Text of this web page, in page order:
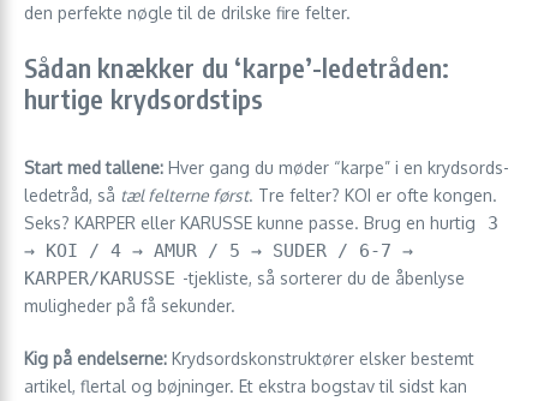
den perfekte nøgle til de drilske fire felter.
Sådan knækker du ‘karpe’-ledetråden:
hurtige krydsordstips
Start med tallene: Hver gang du møder “karpe” i en krydsords­
ledetråd, så tæl felterne først. Tre felter? KOI er ofte kongen.
Seks? KARPER eller KARUSSE kunne passe. Brug en hurtig
3
→ KOI / 4 → AMUR / 5 → SUDER / 6-7 →
KARPER/KARUSSE -tjekliste, så sorterer du de åbenlyse
muligheder på få sekunder.
Kig på endelserne: Krydsordskonstruktører elsker bestemt
artikel, flertal og bøjninger. Et ekstra bogstav til sidst kan